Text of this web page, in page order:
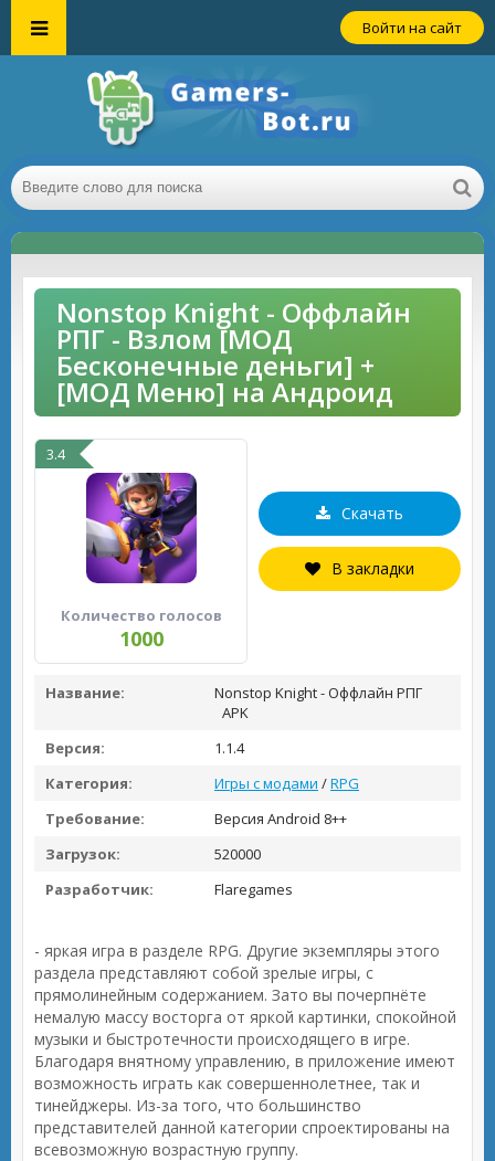
Войти на сайт
Nonstop Knight - Оффлайн
РПГ - Взлом [МОД
Бесконечные деньги] +
[МОД Меню] на Андроид
3.4
Количество голосов
1000
Скачать
В закладки
Название:
Nonstop Knight - Оффлайн РПГ
APK
Версия:
1.1.4
Категория:
Игры с модами /RPG
Требование:
Версия Android 8++
Загрузок:
520000
Разработчик:
Flaregames
- яркая игра в разделе RPG. Другие экземпляры этого
раздела представляют собой зрелые игры, с
прямолинейным содержанием. Зато вы почерпнёте
немалую массу восторга от яркой картинки, спокойной
музыки и быстротечности происходящего в игре.
Благодаря внятному управлению, в приложение имеют
возможность играть как совершеннолетнее, так и
тинейджеры. Из-за того, что большинство
представителей данной категории спроектированы на
всевозможную возрастную группу.